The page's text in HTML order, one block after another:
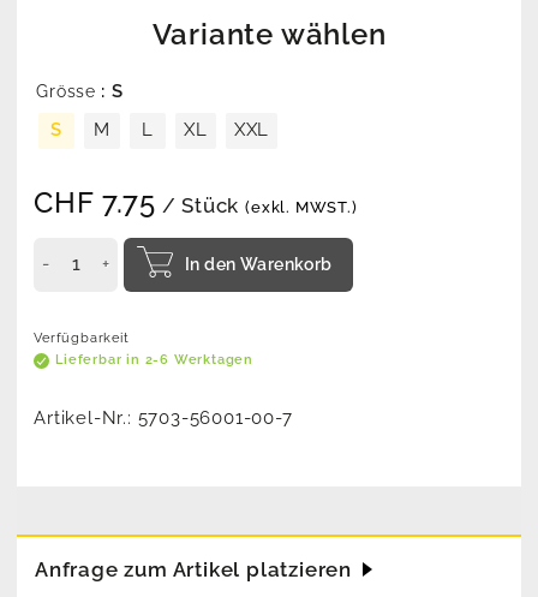
Variante wählen
Grösse : S
S
M L XL XXL
CHF 7.75 / Stück (exkl. MWST.)
In den Warenkorb
Verfügbarkeit
Lieferbar in 2-6 Werktagen
Artikel-Nr.: 5703-56001-00-7
Anfrage zum Artikel platzieren